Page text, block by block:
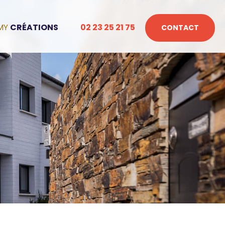
CRÉATIONS 02 23 25 21 75 CONTACT